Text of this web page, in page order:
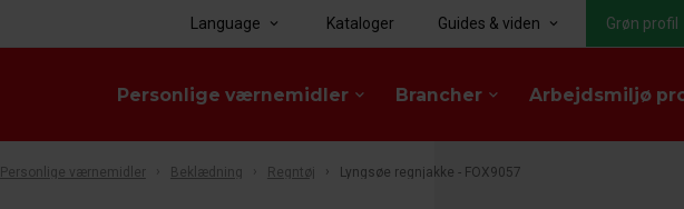
Personlige værnemidler keyboard_arrow_down Brancher keyboard_arrow_down Arbejdsmiljø
Language keyboard_arrow_down Kataloger Guides & viden keyboard_arrow_down Grøn profil
Personlige værnemidler Beklædning Regntøj Lyngsøe regnjakke - FOX9057